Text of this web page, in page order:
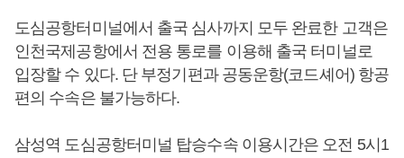
도심공항터미널에서 출국 심사까지 모두 완료한 고객은
인천국제공항에서 전용 통로를 이용해 출국 터미널로
입장할 수 있다. 단 부정기편과 공동운항(코드셰어) 항공
편의 수속은 불가능하다.
삼성역 도심공항터미널 탑승수속 이용시간은 오전 5시1